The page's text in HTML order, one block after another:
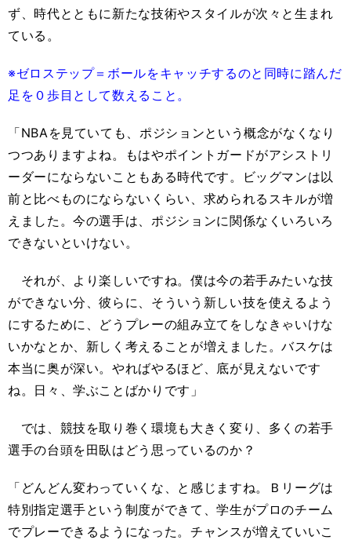
ず、時代とともに新たな技術やスタイルが次々と生まれ
ている。
※ゼロステップ＝ボールをキャッチするのと同時に踏んだ
足を０歩目として数えること。
「NBAを見ていても、ポジションという概念がなくなり
つつありますよね。もはやポイントガードがアシストリ
ーダーにならないこともある時代です。ビッグマンは以
前と比べものにならないくらい、求められるスキルが増
えました。今の選手は、ポジションに関係なくいろいろ
できないといけない。
それが、より楽しいですね。僕は今の若手みたいな技
ができない分、彼らに、そういう新しい技を使えるよう
にするために、どうプレーの組み立てをしなきゃいけな
いかなとか、新しく考えることが増えました。バスケは
本当に奥が深い。やればやるほど、底が見えないです
ね。日々、学ぶことばかりです」
では、競技を取り巻く環境も大きく変り、多くの若手
選手の台頭を田臥はどう思っているのか？
「どんどん変わっていくな、と感じますね。Ｂリーグは
特別指定選手という制度ができて、学生がプロのチーム
でプレーできるようになった。チャンスが増えていいこ